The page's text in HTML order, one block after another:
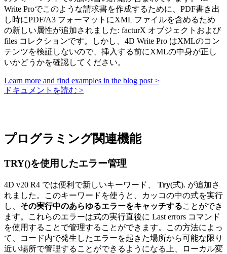
Write Proでこのような請求書を作成するために、PDF書き出
し時にPDF/A3 フォーマットにXML ファイルを含めるため
の新しい属性が追加されました: facturX オブジェクトおよび
files コレクションです。しかし、4D Write Pro はXMLのコン
テンツを検証しないので、挿入する前にXMLの中身が正し
いかどうかを確認してください。
Learn more and find examples in the blog post >
ドキュメントを読む >
プログラミング関連機能
TRY()を使用したエラー管理
4D v20 R4 では便利で新しいキーワード、 Try(式). が追加さ
れました。このキーワードを使うと、カッコの中の式を実行
し、 その実行中のあらゆるエラーをキャッチすることができ
ます。これらのエラーは式の実行直後に Last errors コマンド
を使用することで管理することができます。この方法によっ
て、コード内で発生したエラーを起きた場所から可能な限り
近い場所で管理することができるようになる上、ローカル変